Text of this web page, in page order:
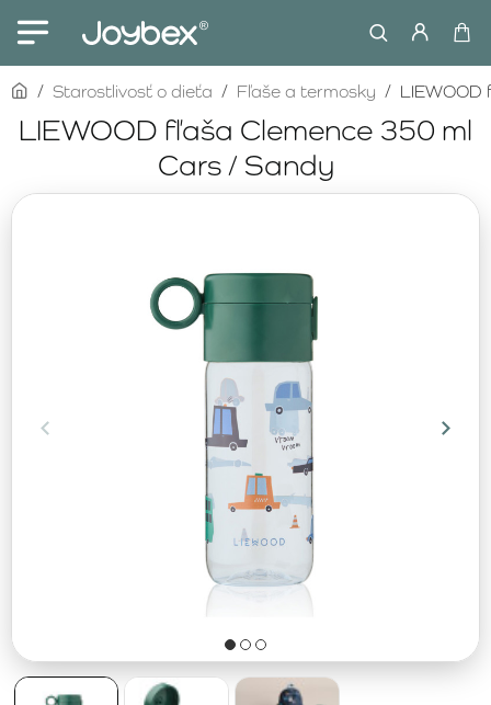
LIEWOOD fľaša Clemence 350 ml
Cars / Sandy
homeStarostlivosť o dieťa Fľaše a termosky LIEWOOD